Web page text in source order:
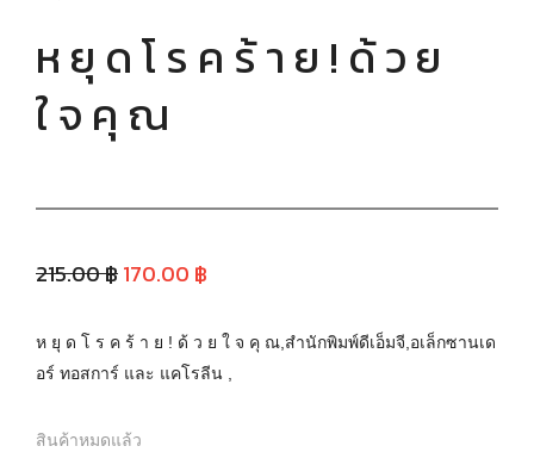
ห ยุ ด โ ร ค ร้ า ย ! ด้ ว ย
ใ จ คุ ณ
215.00 ฿170.00 ฿
ห ยุ ด โ ร ค ร้ า ย ! ด้ ว ย ใ จ คุ ณ,สำนักพิมพ์ดีเอ็มจี,อเล็กซานเด
อร์ ทอสการ์ และ แคโรลีน ,
สินค้าหมดแล้ว